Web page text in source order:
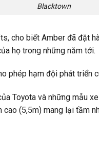
Blacktown
cho biết Amber đã đặt
họ trong những năm tới.
phép hạm đội phát triển
Toyota và những mẫu
(5,5m) mang lại tầm